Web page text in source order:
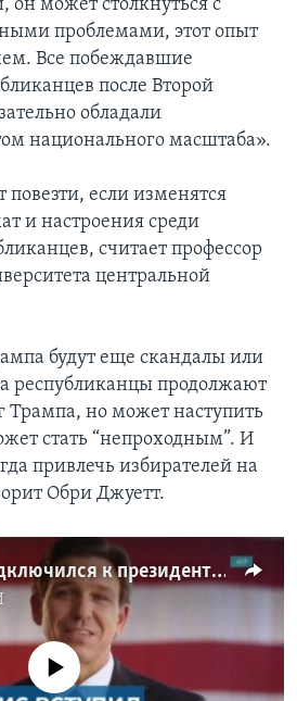
он может столкнуться с
проблемами, этот опыт
Все побеждавшие
после Второй
обладали
национального масштаба».
если изменятся
и настроения среди
считает профессор
центральной
будут еще скандалы или
республиканцы продолжают
Трампа, но может наступить
стать “непроходным”. И
привлечь избирателей на
Обри Джуетт.
Рон Десантис подключился к президентской гонке
currently available